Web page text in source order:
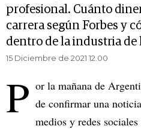
profesional. Cuánto
carrera según Forbes y
dentro de la industria de
15 Diciembre de 2021 12.00
P or la mañana de
de confirmar una
medios y redes